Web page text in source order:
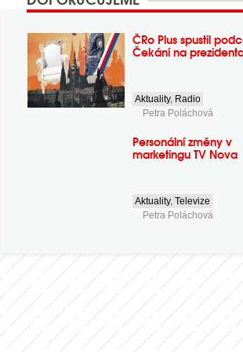
ČRo Plus spustil
Čekání na
Aktuality, Radio
Petra Poláchová
Personální změny v
marketingu TV Nova
Aktuality,Televize
Petra Poláchová